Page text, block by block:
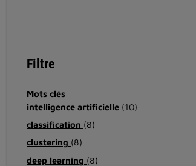
Filtre
Mots clés
intelligence artificielle (10)
classification (8)
clustering (8)
deep learning (8)